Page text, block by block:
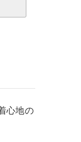
心地の